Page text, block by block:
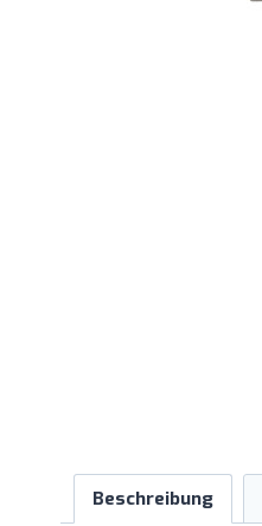
Beschreibung